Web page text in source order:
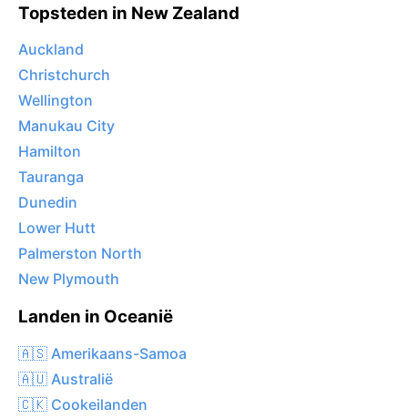
Topsteden in New Zealand
Auckland
Christchurch
Wellington
Manukau City
Hamilton
Tauranga
Dunedin
Lower Hutt
Palmerston North
New Plymouth
Landen in Oceanië
🇦🇸 Amerikaans-Samoa
🇦🇺 Australië
🇨🇰 Cookeilanden